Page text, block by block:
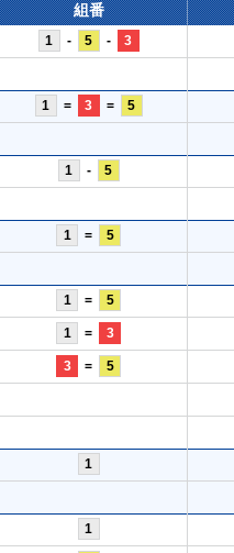
組番
1 - 5 - 3
1 = 3 = 5
1 - 5
1 = 5
1 = 5
1 = 3
3 = 5
1
1